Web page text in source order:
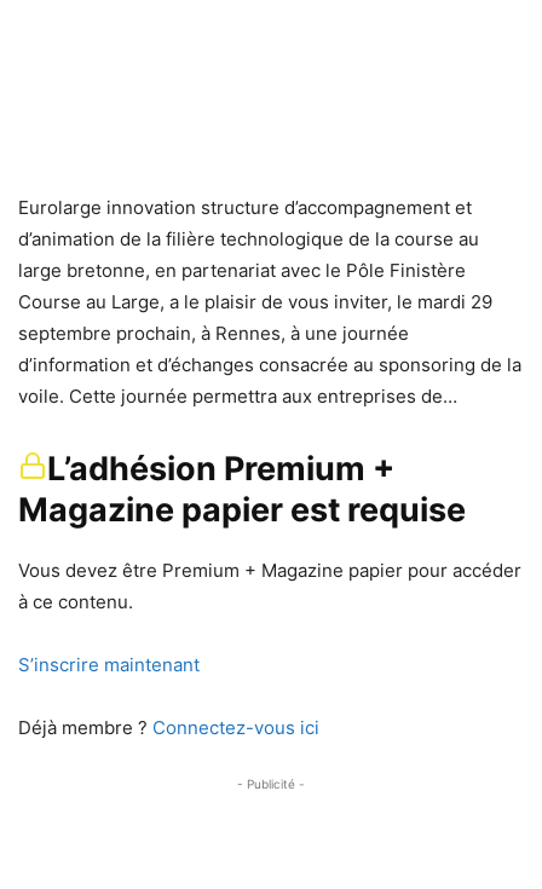
Eurolarge innovation structure d’accompagnement et
d’animation de la filière technologique de la course au
large bretonne, en partenariat avec le Pôle Finistère
Course au Large, a le plaisir de vous inviter, le mardi 29
septembre prochain, à Rennes, à une journée
d’information et d’échanges consacrée au sponsoring de la
voile. Cette journée permettra aux entreprises de…
L’adhésion Premium +
Magazine papier est requise
Vous devez être Premium + Magazine papier pour accéder
à ce contenu.
S’inscrire maintenant
Déjà membre ? Connectez-vous ici
- Publicité -